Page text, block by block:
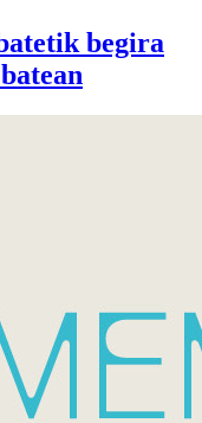
begira